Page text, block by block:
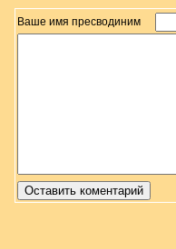
Ваше имя пресводиним